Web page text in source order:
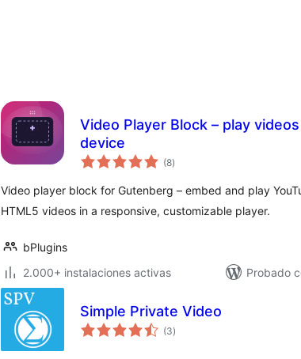
Video Player Block – play
device
(8total
de
)
Video player block for Gutenberg – embed and play
HTML5 videos in a responsive, customizable player.
bPlugins
2.000+ instalaciones activas
Probado
Simple Private Video
(3total
de
)